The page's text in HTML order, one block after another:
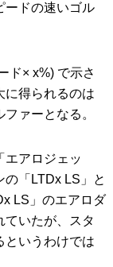
ードの速いゴル
ド× x%) で示さ
に得られるのは
ァーとなる。
エアロジェッ
の「LTDx LS」と
LS」のエアロダ
ていたが、スタ
というわけでは